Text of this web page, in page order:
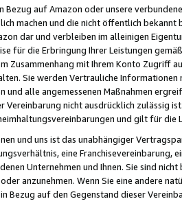
Bezug auf Amazon oder unsere
machen und die nicht öffentlich
dar und verbleiben im alleinigen
für die Erbringung Ihrer Leistungen
Zusammenhang mit Ihrem Konto
Sie werden Vertrauliche
und alle angemessenen Maßnahmen
Vereinbarung nicht ausdrücklich zulässig
und gilt für die
und uns ist das unabhängiger
eine Franchisevereinbarung,
Unternehmen und Ihnen. Sie sind
anzunehmen. Wenn Sie eine andere
Bezug auf den Gegenstand dieser